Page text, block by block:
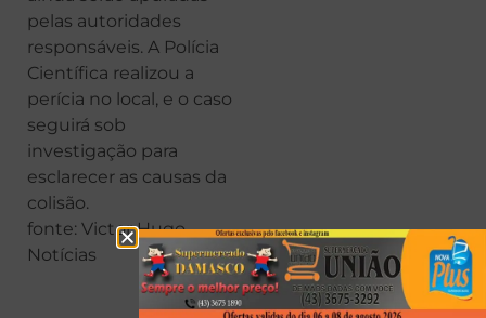
pelas autoridades
responsáveis. A Polícia
Científica realizou a
perícia no local, e o caso
seguirá sob
investigação para
esclarecer as causas da
colisão.
fonte: Victor Hugo
Notícias